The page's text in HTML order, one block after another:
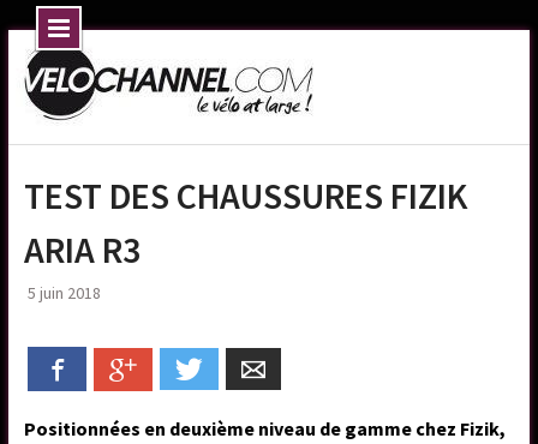
Skip
to
content
TEST DES CHAUSSURES FIZIK
ARIA R3
5 juin 2018
Facebook Google+ Twitter
Positionnées en deuxième niveau de gamme chez Fizik,